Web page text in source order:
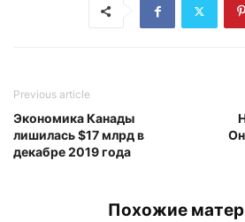
Previous article
Экономика Канады
лишилась $17 млрд в
декабре 2019 года
Похожие